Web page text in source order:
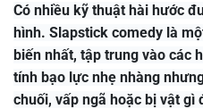
Có nhiều kỹ thuật hài hước
hình. Slapstick comedy là
biến nhất, tập trung vào các
tính bạo lực nhẹ nhàng
chuối, vấp ngã hoặc bị vật gì